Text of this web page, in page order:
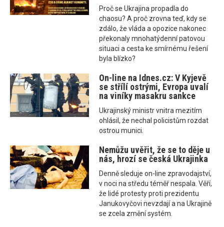
Proč se Ukrajina propadla do
chaosu? A proč zrovna teď, kdy se
zdálo, že vláda a opozice nakonec
překonaly mnohatýdenní patovou
situaci a cesta ke smírnému řešení
byla blízko?
On-line na Idnes.cz: V Kyjevě
se střílí ostrými, Evropa uvalí
na viníky masakru sankce
Ukrajinský ministr vnitra mezitím
ohlásil, že nechal policistům rozdat
ostrou munici.
Nemůžu uvěřit, že se to děje u
nás, hrozí se česká Ukrajinka
Denně sleduje on-line zpravodajství,
v noci na středu téměř nespala. Věří,
že lidé protesty proti prezidentu
Janukovyčovi nevzdají a na Ukrajině
se zcela změní systém.